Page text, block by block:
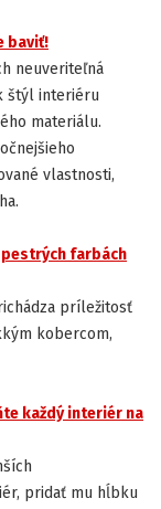
baviť!
neuveriteľná
štýl interiéru
materiálu.
vlastnosti,
farbách
príležitosť
kobercom,
každý interiér na
pridať mu hĺbku